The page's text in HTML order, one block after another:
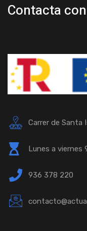
Contacta
Carrer de Santa
Lunes a viernes
936 378 220